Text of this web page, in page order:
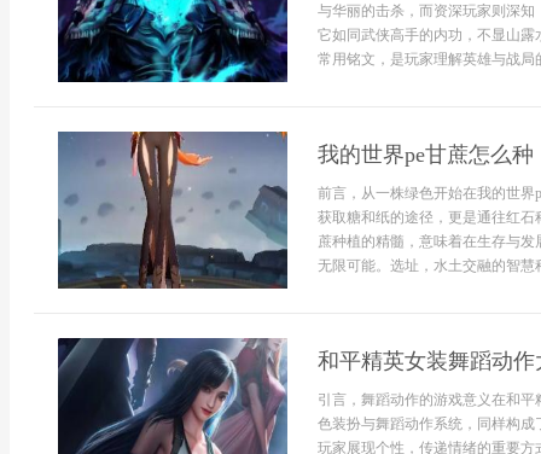
与华丽的击杀，而资深玩家则深
它如同武侠高手的内功，不显山
常用铭文，是玩家理解英雄与战
我的世界pe甘蔗怎么
前言，从一株绿色开始在我的世
获取糖和纸的途径，更是通往红
蔗种植的精髓，意味着在生存与
无限可能。选址，水土交融的智慧
和平精英女装舞蹈动
引言，舞蹈动作的游戏意义在和
色装扮与舞蹈动作系统，同样构
玩家展现个性，传递情绪的重要